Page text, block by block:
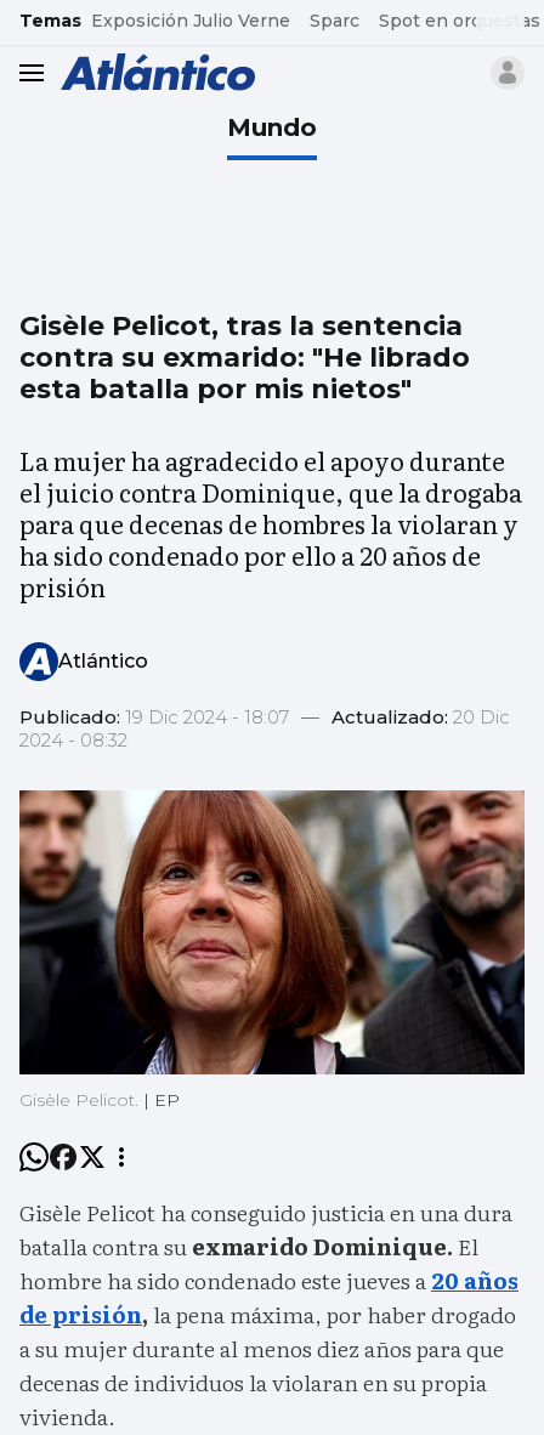
common.go-to-content
Temas Exposición Julio Verne Sparc Spot en orquestas
header.menu.open
Mundo
Gisèle Pelicot, tras la sentencia
contra su exmarido: "He librado
esta batalla por mis nietos"
La mujer ha agradecido el apoyo durante
el juicio contra Dominique, que la drogaba
para que decenas de hombres la violaran y
ha sido condenado por ello a 20 años de
prisión
Atlántico
Publicado: 19 Dic 2024 - 18:07 — Actualizado: 20 Dic
2024 - 08:32
Gisèle Pelicot. | EP
Gisèle Pelicot ha conseguido justicia en una dura
batalla contra suexmarido Dominique. El
hombre ha sido condenado este jueves a20 años
de prisión, la pena máxima, por haber drogado
a su mujer durante al menos diez años para que
decenas de individuos la violaran en su propia
vivienda.